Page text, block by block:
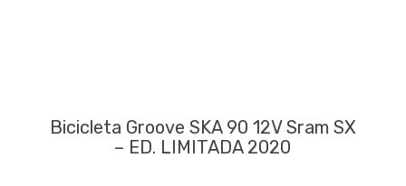
Bicicleta Groove SKA 90 12V Sram SX
– ED. LIMITADA 2020